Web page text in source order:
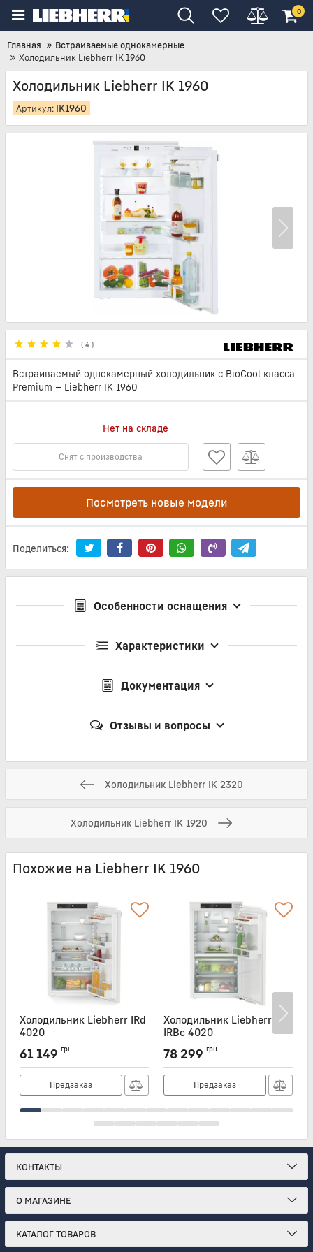
0
Главная
Встраиваемые однокамерные
Холодильник Liebherr IK 1960
Холодильник Liebherr IK 1960
Артикул: IK1960
( 4 )
Встраиваемый однокамерный холодильник с BioCool класса
Premium — Liebherr IK 1960
Нет на складе
Снят с производства
Посмотреть новые модели
Поделиться:
Особенности оснащения
Характеристики
Документация
Отзывы и вопросы
Холодильник Liebherr IK 2320
Холодильник Liebherr IK 1920
Похожие на Liebherr IK 1960
Холодильник Liebherr IRd
4020
IRD4020
61 149 грн
Предзаказ
Холодильник Liebherr
IRBc 4020
IRBC4020
78 299 грн
Предзаказ
КОНТАКТЫ
О МАГАЗИНЕ
КАТАЛОГ ТОВАРОВ